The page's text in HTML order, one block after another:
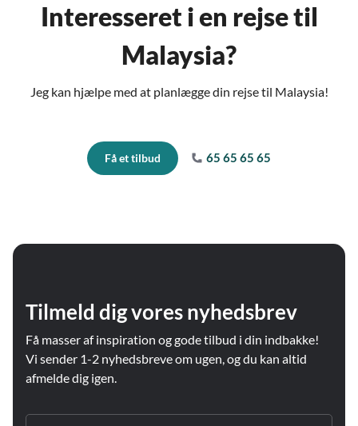
Interesseret i en rejse til
Malaysia?
Jeg kan hjælpe med at planlægge din rejse til Malaysia!
Få et tilbud 65 65 65 65
Tilmeld dig vores nyhedsbrev
Få masser af inspiration og gode tilbud i din indbakke!
Vi sender 1-2 nyhedsbreve om ugen, og du kan altid
afmelde dig igen.